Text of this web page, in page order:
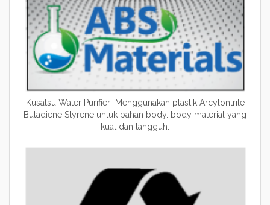
Kusatsu Water Purifier Menggunakan plastik Arcylontrile
Butadiene Styrene untuk bahan body. body material yang
kuat dan tangguh.